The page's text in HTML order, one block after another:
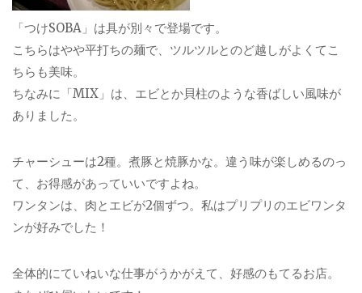
「つけSOBA」は具が別々で登場です。
こちらはやや平打ちの麺で、ツルツルとのど越しがよくてこ
ちらも美味。
ちなみに「MIX」は、エビとか貝柱のような香ばしい風味が
ありました。
チャーシューは2種。煮豚と焼豚かな。違う味が楽しめるのっ
て、お得感があっていいですよね。
ワンタンは、肉とエビが2個ずつ。私はプリプリのエビワンタ
ンが好みでした！
全体的にていねいな仕事がうかがえて、好感のもてるお店。